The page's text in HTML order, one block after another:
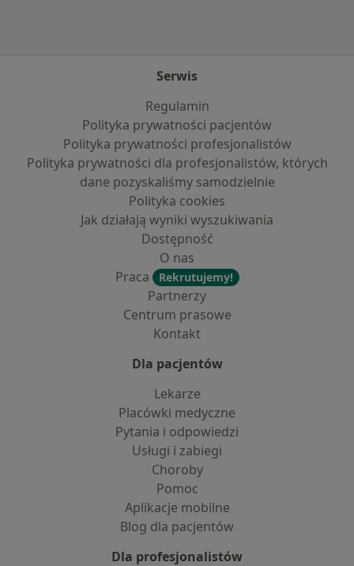
Serwis
Regulamin
Polityka prywatności pacjentów
Polityka prywatności profesjonalistów
Polityka prywatności dla profesjonalistów, których
dane pozyskaliśmy samodzielnie
Polityka cookies
Jak działają wyniki wyszukiwania
Dostępność
O nas
Praca
Rekrutujemy!
Partnerzy
Centrum prasowe
Kontakt
Dla pacjentów
Lekarze
Placówki medyczne
Pytania i odpowiedzi
Usługi i zabiegi
Choroby
Pomoc
Aplikacje mobilne
Blog dla pacjentów
Dla profesjonalistów